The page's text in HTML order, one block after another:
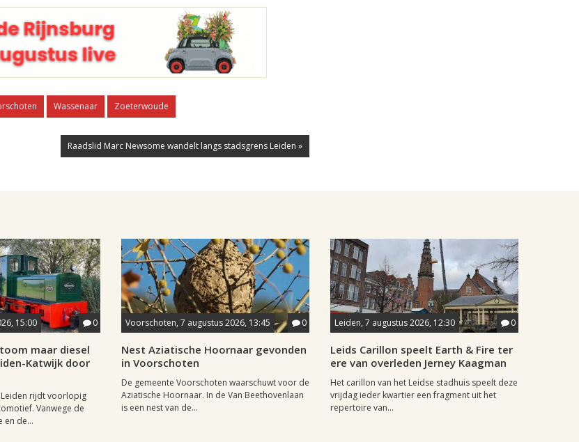
Wassenaar Zoeterwoude
Raadslid Marc Newsome wandelt langs stadsgrens Leiden »
15:00 0
maar diesel
Katwijk door
rijdt voorlopig
Vanwege de
en de...
Voorschoten, 7 augustus 2026, 13:45 0
Nest Aziatische Hoornaar gevonden
in Voorschoten
De gemeente Voorschoten waarschuwt voor de
Aziatische Hoornaar. In de Van Beethovenlaan
is een nest van de...
Leiden, 7 augustus 2026, 12:30 0
Leids Carillon speelt Earth & Fire ter
ere van overleden Jerney Kaagman
Het carillon van het Leidse stadhuis speelt deze
vrijdag ieder kwartier een fragment uit het
repertoire van...